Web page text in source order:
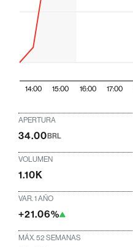
14:00 15:00 16:00 17:00
APERTURA
34.00BRL
VOLUMEN
1.10K
VAR. 1 AÑO
+21.06%
MÁX. 52 SEMANAS